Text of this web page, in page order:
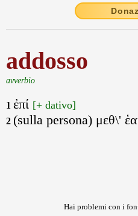
addosso
avverbio
1 ἐπί [+ dativo]
2 (sulla persona) μεθ\'
Hai problemi con i